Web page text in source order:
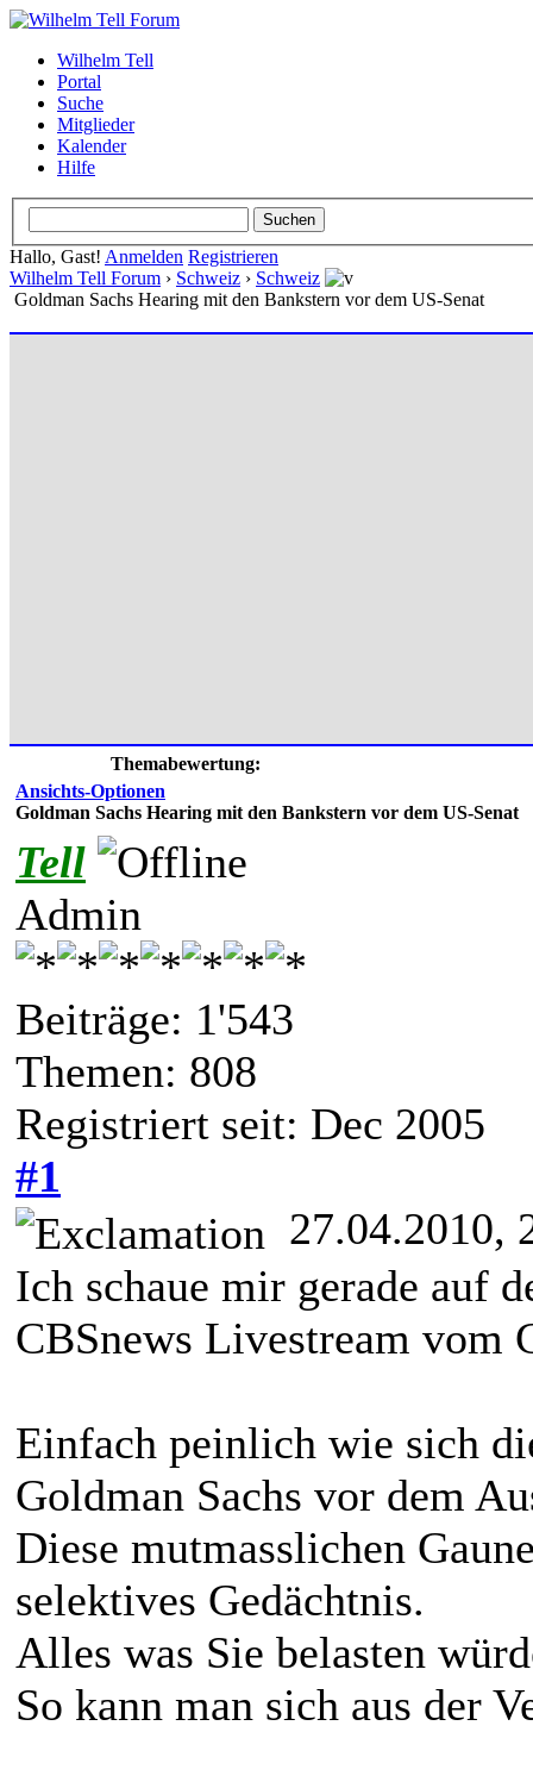
Wilhelm Tell
Portal
Suche
Mitglieder
Kalender
Hilfe
Hallo, Gast! Anmelden Registrieren
Wilhelm Tell Forum › Schweiz › Schweiz
Goldman Sachs Hearing mit den Bankstern vor dem US-Senat
Themabewertung:
Ansichts-Optionen
Goldman Sachs Hearing mit den Bankstern vor dem US-Senat
Tell
Admin
Beiträge: 1'543
Themen: 808
Registriert seit: Dec 2005
#1
27.04.2010,
Ich schaue mir gerade auf
CBSnews Livestream vom
Einfach peinlich wie sich
Goldman Sachs vor dem
Diese mutmasslichen
selektives Gedächtnis.
Alles was Sie belasten
So kann man sich aus der